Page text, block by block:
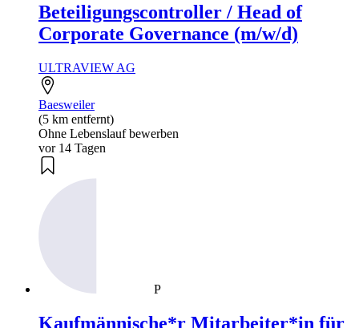
Beteiligungscontroller / Head of
Corporate Governance (m/w/d)
ULTRAVIEW AG
Baesweiler
(5 km entfernt)
Ohne Lebenslauf bewerben
vor 14 Tagen
P
Kaufmännische*r Mitarbeiter*in für